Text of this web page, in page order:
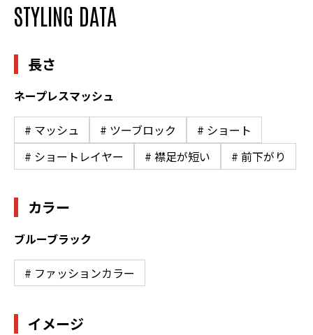
STYLING DATA
長さ
ネープレスマッシュ
# マッシュ # ツーブロック
# ショート
# ショートレイヤー
# 襟足が短い # 前下がり
カラー
ブルーブラック
# ファッションカラー
イメージ